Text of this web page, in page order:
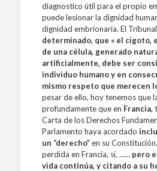
diagnostico útil para el propio
puede lesionar la dignidad
dignidad embrionaria. El
determinado, que « el cigoto,
de una célula, generado
artificialmente, debe ser
individuo humano y en
mismo respeto que merecen
pesar de ello, hoy tenemos que
profundamente que en Francia,
Carta de los Derechos
Parlamento haya acordado
un “derecho” en su
perdida en Francia, sí, …… pero
vida continúa, y citando a su